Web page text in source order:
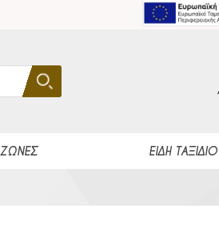
Close search
Αναζήτηση
ΖΏΝΕΣ ΕΊΔΗ